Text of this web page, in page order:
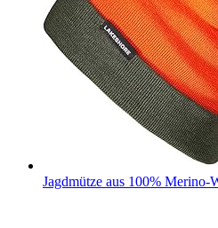
Jagdmütze aus 100%